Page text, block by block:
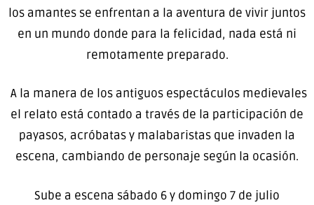
los amantes se enfrentan a la aventura de vivir juntos
en un mundo donde para la felicidad, nada está ni
remotamente preparado.
A la manera de los antiguos espectáculos medievales
el relato está contado a través de la participación de
payasos, acróbatas y malabaristas que invaden la
escena, cambiando de personaje según la ocasión.
Sube a escena sábado 6 y domingo 7 de julio